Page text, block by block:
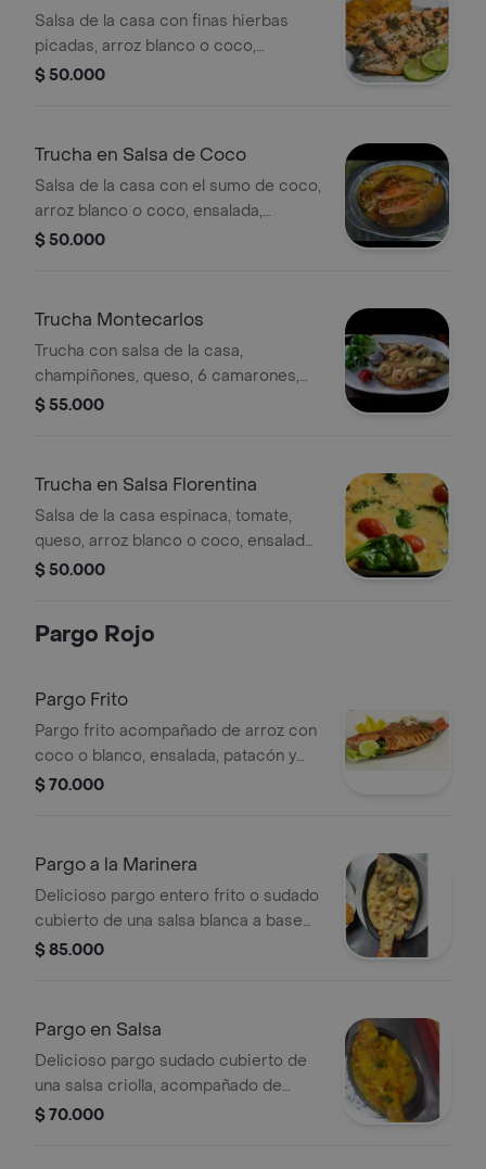
Salsa de la casa con finas hierbas
picadas, arroz blanco o coco,
patacón, ensalada y sancocho de
$ 50.000
Trucha en Salsa de Coco
Salsa de la casa con el sumo de coco,
arroz blanco o coco, ensalada,
patacón y sancocho de pescado.
$ 50.000
Trucha Montecarlos
Trucha con salsa de la casa,
champiñones, queso, 6 camarones,
patacón, ensalada, arroz blanco o de
$ 55.000
Trucha en Salsa Florentina
Salsa de la casa espinaca, tomate,
queso, arroz blanco o coco, ensalada,
patacón y sancocho de pescado.
$ 50.000
Pargo Rojo
Pargo Frito
Pargo frito acompañado de arroz con
coco o blanco, ensalada, patacón y
sancocho de pescado.
$ 70.000
Pargo a la Marinera
Delicioso pargo entero frito o sudado
cubierto de una salsa blanca a base
de mariscos y amarones,
sancocho de pescado.
$ 85.000
Pargo en Salsa
Delicioso pargo sudado cubierto de
una salsa criolla, acompañado de
arroz blanco o arroz con coco,
$ 70.000